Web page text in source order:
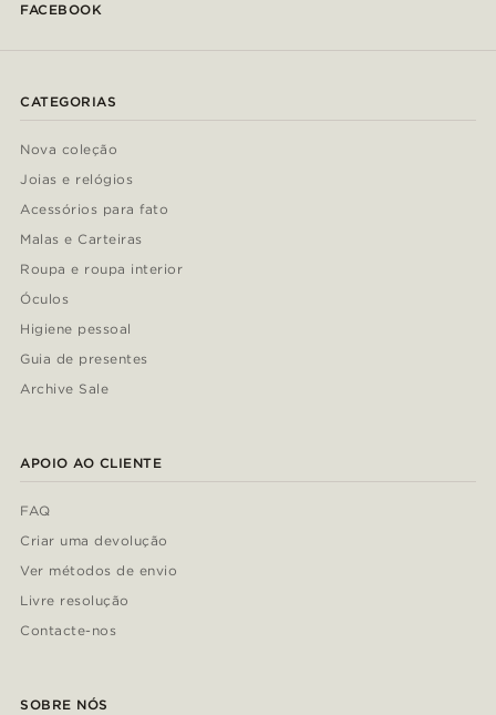
FACEBOOK
CATEGORIAS
Nova coleção
Joias e relógios
Acessórios para fato
Malas e Carteiras
Roupa e roupa interior
Óculos
Higiene pessoal
Guia de presentes
Archive Sale
APOIO AO CLIENTE
FAQ
Criar uma devolução
Ver métodos de envio
Livre resolução
Contacte-nos
SOBRE NÓS